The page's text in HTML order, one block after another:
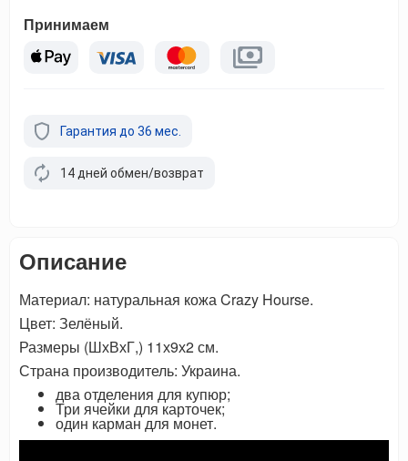
Принимаем
Гарантия до 36 мес.
14 дней обмен/возврат
Описание
Материал: натуральная кожа Crazy Hourse.
Цвет: Зелёный.
Размеры (ШхВхГ,) 11х9х2 см.
Страна производитель: Украина.
два отделения для купюр;
Три ячейки для карточек;
один карман для монет.